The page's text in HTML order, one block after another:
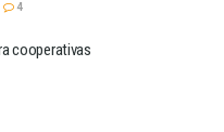
4
cooperativas